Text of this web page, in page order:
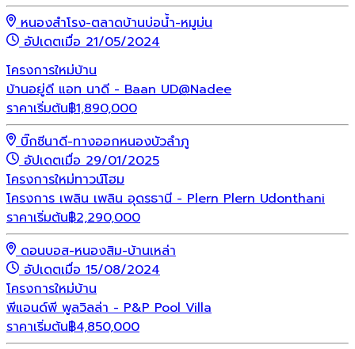
หนองสำโรง-ตลาดบ้านบ่อน้ำ-หมูม่น
อัปเดตเมื่อ 21/05/2024
โครงการใหม่บ้าน
บ้านอยู่ดี แอท นาดี - Baan UD@Nadee
ราคาเริ่มต้น฿1,890,000
บิ๊กซีนาดี-ทางออกหนองบัวลำภู
อัปเดตเมื่อ 29/01/2025
โครงการใหม่ทาวน์โฮม
โครงการ เพลิน เพลิน อุดรธานี - Plern Plern Udonthani
ราคาเริ่มต้น฿2,290,000
ดอนบอส-หนองสิม-บ้านเหล่า
อัปเดตเมื่อ 15/08/2024
โครงการใหม่บ้าน
พีแอนด์พี พูลวิลล่า - P&P Pool Villa
ราคาเริ่มต้น฿4,850,000